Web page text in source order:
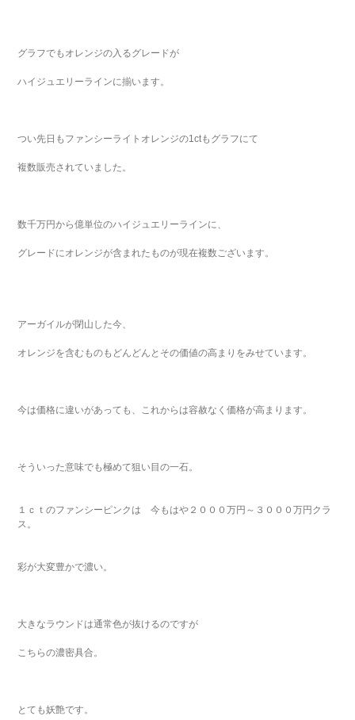
グラフでもオレンジの入るグレードが
ハイジュエリーラインに揃います。
つい先日もファンシーライトオレンジの1ctもグラフにて
複数販売されていました。
数千万円から億単位のハイジュエリーラインに、
グレードにオレンジが含まれたものが現在複数ございます。
アーガイルが閉山した今、
オレンジを含むものもどんどんとその価値の高まりをみせています。
今は価格に違いがあっても、これからは容赦なく価格が高まります。
そういった意味でも極めて狙い目の一石。
１ｃｔのファンシーピンクは 今もはや２０００万円～３０００万円クラ
ス。
彩が大変豊かで濃い。
大きなラウンドは通常色が抜けるのですが
こちらの濃密具合。
とても妖艶です。